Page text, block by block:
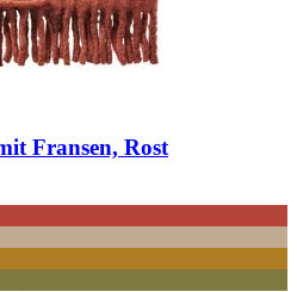
Fransen, Rost